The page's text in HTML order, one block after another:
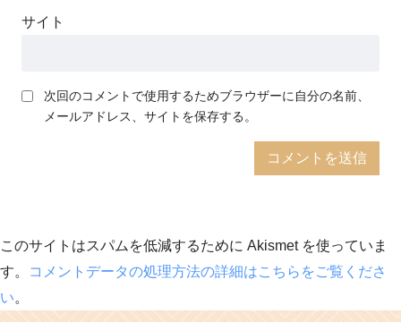
サイト
次回のコメントで使用するためブラウザーに自分の名前、
メールアドレス、サイトを保存する。
このサイトはスパムを低減するために Akismet を使っていま
す。
コメントデータの処理方法の詳細はこちらをご覧くださ
い。